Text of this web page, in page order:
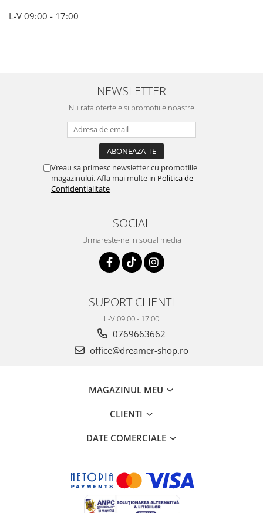
L-V 09:00 - 17:00
NEWSLETTER
Nu rata ofertele si promotiile noastre
Vreau sa primesc newsletter cu promotiile
magazinului. Afla mai multe in Politica de
Confidentialitate
SOCIAL
Urmareste-ne in social media
SUPORT CLIENTI
L-V 09:00 - 17:00
0769663662
office@dreamer-shop.ro
MAGAZINUL MEU
CLIENTI
DATE COMERCIALE